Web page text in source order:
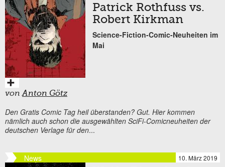
Patrick Rothfuss vs.
Robert Kirkman
Science-Fiction-Comic-Neuheiten im
Mai
vonAnton Götz
Den Gratis Comic Tag heil überstanden? Gut. Hier kommen
nämlich auch schon die ausgewählten SciFi-Comicneuheiten der
deutschen Verlage für den...
News 10. März 2019